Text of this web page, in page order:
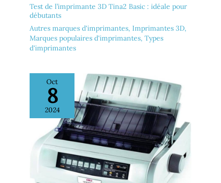
Test de l’imprimante 3D Tina2 Basic : idéale pour
débutants
Autres marques d'imprimantes, Imprimantes 3D,
Marques populaires d'imprimantes, Types
d'imprimantes
Oct
8
2024